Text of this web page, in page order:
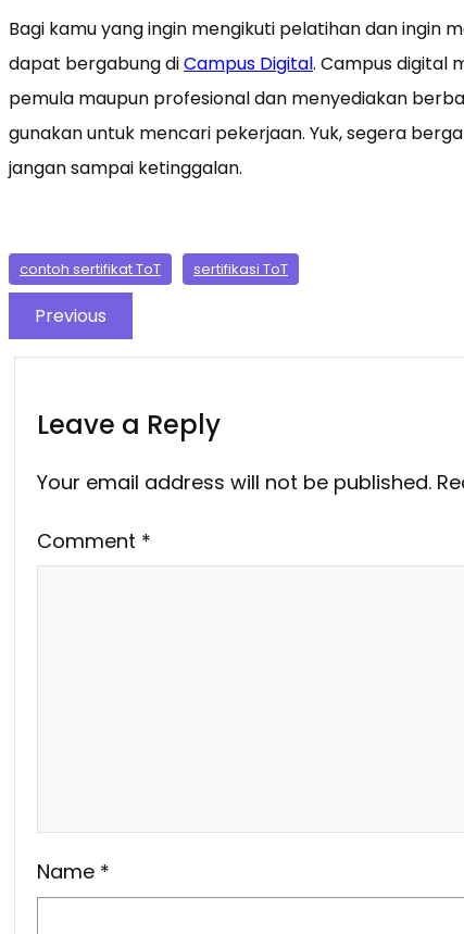
Bagi kamu yang ingin mengikuti pelatihan dan ingin
dapat bergabung diCampus Digital. Campus digital
pemula maupun profesional dan menyediakan
gunakan untuk mencari pekerjaan. Yuk, segera
jangan sampai ketinggalan.
contoh sertifikat ToT sertifikasi ToT
Previous
Leave a Reply
Your email address will not be published.
Comment *
Name *